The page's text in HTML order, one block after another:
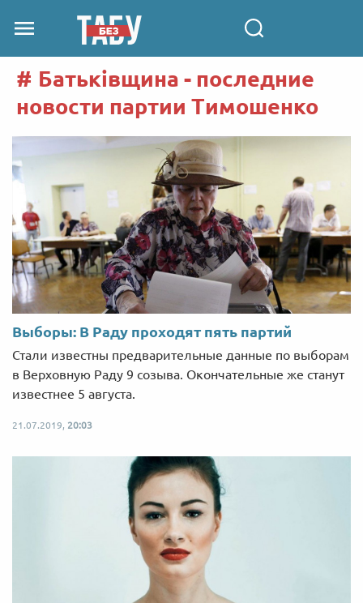
Батьківщина - последние
новости партии Тимошенко
Выборы: В Раду проходят пять партий
Стали известны предварительные данные по выборам
в Верховную Раду 9 созыва. Окончательные же станут
известнее 5 августа.
21.07.2019, 20:03